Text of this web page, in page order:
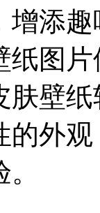
增添
纸图
肤壁
的外